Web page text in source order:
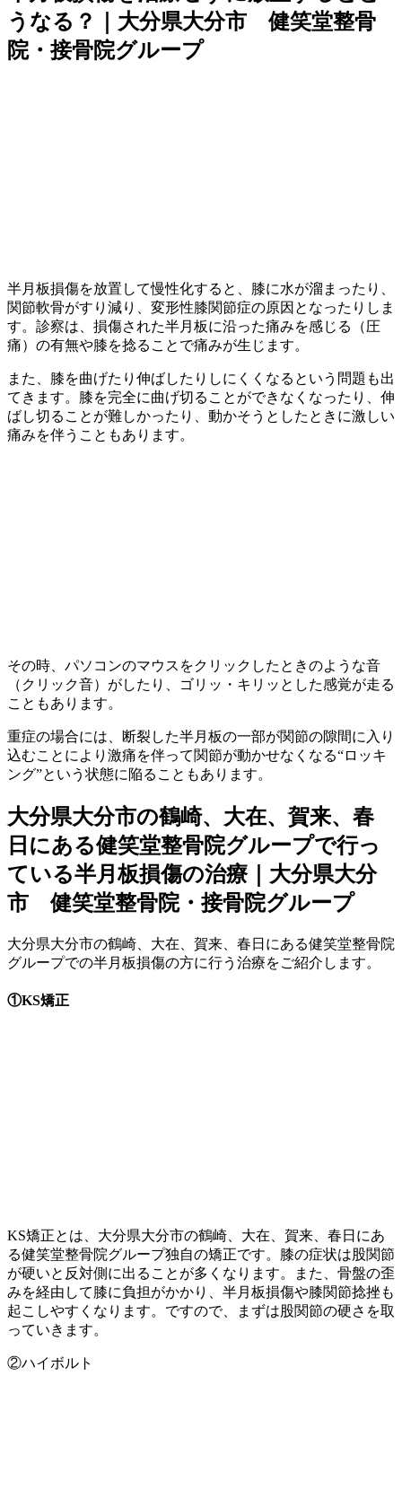
うなる？｜大分県大分市 健笑堂整骨
院・接骨院グループ
半月板損傷を放置して慢性化すると、膝に水が溜まったり、
関節軟骨がすり減り、変形性膝関節症の原因となったりしま
す。診察は、損傷された半月板に沿った痛みを感じる（圧
痛）の有無や膝を捻ることで痛みが生じます。
また、膝を曲げたり伸ばしたりしにくくなるという問題も出
てきます。膝を完全に曲げ切ることができなくなったり、伸
ばし切ることが難しかったり、動かそうとしたときに激しい
痛みを伴うこともあります。
その時、パソコンのマウスをクリックしたときのような音
（クリック音）がしたり、ゴリッ・キリッとした感覚が走る
こともあります。
重症の場合には、断裂した半月板の一部が関節の隙間に入り
込むことにより激痛を伴って関節が動かせなくなる“ロッキ
ング”という状態に陥ることもあります。
大分県大分市の鶴崎、大在、賀来、春
日にある健笑堂整骨院グループで行っ
ている半月板損傷の治療｜大分県大分
市 健笑堂整骨院・接骨院グループ
大分県大分市の鶴崎、大在、賀来、春日にある健笑堂整骨院
グループでの半月板損傷の方に行う治療をご紹介します。
①KS矯正
KS矯正とは、大分県大分市の鶴崎、大在、賀来、春日にあ
る健笑堂整骨院グループ独自の矯正です。膝の症状は股関節
が硬いと反対側に出ることが多くなります。また、骨盤の歪
みを経由して膝に負担がかかり、半月板損傷や膝関節捻挫も
起こしやすくなります。ですので、まずは股関節の硬さを取
っていきます。
②ハイボルト